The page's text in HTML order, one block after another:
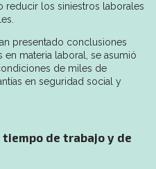
reducir los siniestros laborales
presentado conclusiones
en materia laboral, se asumió
de miles de
en seguridad social y
de trabajo y de